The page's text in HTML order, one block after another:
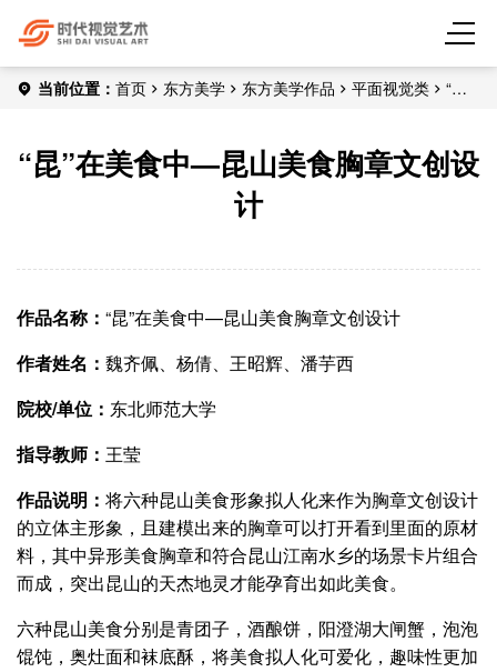
当前位置： 首页 东方美学 东方美学作品 平面视觉类
“昆”
“昆”在美食中—昆山美食胸章文创设
计
作品名称： “昆”在美食中—昆山美食胸章文创设计
作者姓名： 魏齐佩、杨倩、王昭辉、潘芋西
院校/单位： 东北师范大学
指导教师： 王莹
作品说明： 将六种昆山美食形象拟人化来作为胸章文创设计
的立体主形象，且建模出来的胸章可以打开看到里面的原材
料，其中异形美食胸章和符合昆山江南水乡的场景卡片组合
而成，突出昆山的天杰地灵才能孕育出如此美食。
六种昆山美食分别是青团子，酒酿饼，阳澄湖大闸蟹，泡泡
馄饨，奥灶面和袜底酥，将美食拟人化可爱化，趣味性更加